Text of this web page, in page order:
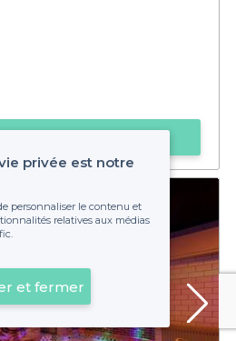
sur la carte
privée est notre
personnaliser le contenu et
relatives aux médias
et fermer